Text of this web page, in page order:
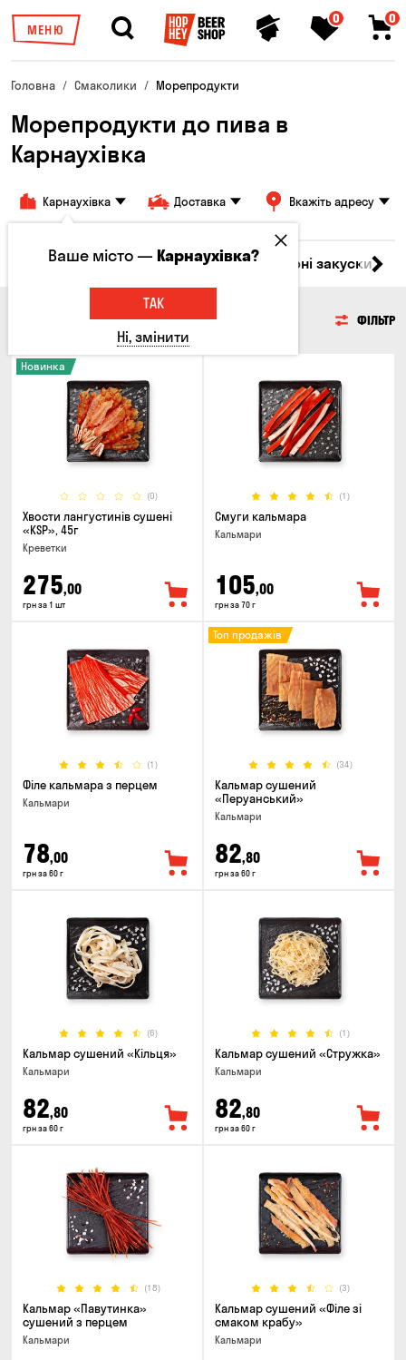
МЕНЮ
0 0
Головна Смаколики Морепродукти
Морепродукти до пива в
Карнаухівка
Карнаухівка Доставка Вкажіть адресу
М'ясо Риба Морепродукти Сирні закуски
МОРЕПРОДУКТИ ФІЛЬТР
(0)
Новинка
Хвости лангустинів сушені
«KSP», 45г
Креветки
275,00
грн за 1 шт
(1)
Смуги кальмара
Кальмари
105,00
грн за 70 г
(1)
Філе кальмара з перцем
Кальмари
78,00
грн за 60 г
(34)
Топ продажів
Кальмар сушений
«Перуанський»
Кальмари
82,80
грн за 60 г
(6)
Кальмар сушений «Кільця»
Кальмари
82,80
грн за 60 г
(1)
Кальмар сушений «Стружка»
Кальмари
82,80
грн за 60 г
(18)
Кальмар «Павутинка»
сушений з перцем
Кальмари
(3)
Кальмар сушений «Філе зі
смаком крабу»
Кальмари
Ваше місто —Карнаухівка?
ТАК
Ні, змінити